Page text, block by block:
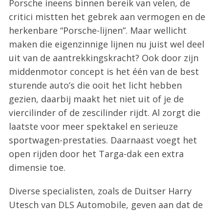
Porsche ineens binnen bereik van velen, de
critici mistten het gebrek aan vermogen en de
herkenbare “Porsche-lijnen”. Maar wellicht
maken die eigenzinnige lijnen nu juist wel deel
uit van de aantrekkingskracht? Ook door zijn
middenmotor concept is het één van de best
sturende auto’s die ooit het licht hebben
gezien, daarbij maakt het niet uit of je de
viercilinder of de zescilinder rijdt. Al zorgt die
laatste voor meer spektakel en serieuze
sportwagen-prestaties. Daarnaast voegt het
open rijden door het Targa-dak een extra
dimensie toe.
Diverse specialisten, zoals de Duitser Harry
Utesch van DLS Automobile, geven aan dat de